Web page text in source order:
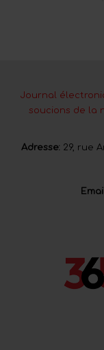
Journal
soucions de la
Adresse: 29, rue